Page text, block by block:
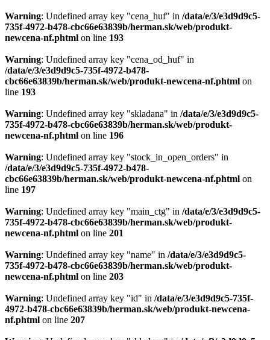
Warning: Undefined array key "cena_huf" in /data/e/3/e3d9d9c5-
735f-4972-b478-cbc66e63839b/herman.sk/web/produkt-
newcena-nf.phtml on line 193
Warning: Undefined array key "cena_od_huf" in
/data/e/3/e3d9d9c5-735f-4972-b478-
cbc66e63839b/herman.sk/web/produkt-newcena-nf.phtml on
line 193
Warning: Undefined array key "skladana" in /data/e/3/e3d9d9c5-
735f-4972-b478-cbc66e63839b/herman.sk/web/produkt-
newcena-nf.phtml on line 196
Warning: Undefined array key "stock_in_open_orders" in
/data/e/3/e3d9d9c5-735f-4972-b478-
cbc66e63839b/herman.sk/web/produkt-newcena-nf.phtml on
line 197
Warning: Undefined array key "main_ctg" in /data/e/3/e3d9d9c5-
735f-4972-b478-cbc66e63839b/herman.sk/web/produkt-
newcena-nf.phtml on line 201
Warning: Undefined array key "name" in /data/e/3/e3d9d9c5-
735f-4972-b478-cbc66e63839b/herman.sk/web/produkt-
newcena-nf.phtml on line 203
Warning: Undefined array key "id" in /data/e/3/e3d9d9c5-735f-
4972-b478-cbc66e63839b/herman.sk/web/produkt-newcena-
nf.phtml on line 207